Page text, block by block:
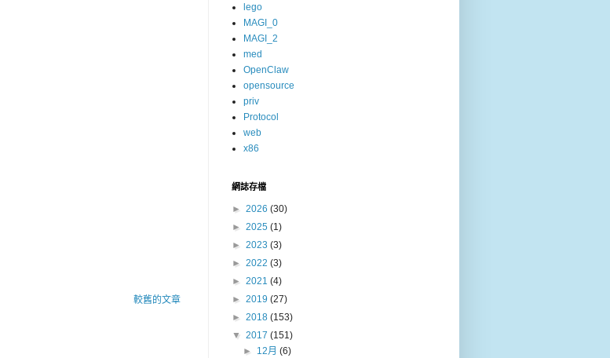
較舊的文章
lego
MAGI_0
MAGI_2
med
OpenClaw
opensource
priv
Protocol
web
x86
網誌存檔
► 2026 (30)
► 2025 (1)
► 2023 (3)
► 2022 (3)
► 2021 (4)
► 2019 (27)
► 2018 (153)
▼ 2017 (151)
► 12月(6)